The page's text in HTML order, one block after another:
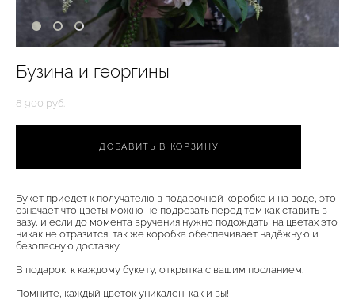
Бузина и георгины
8 900 pуб.
ДОБАВИТЬ В КОРЗИНУ
Букет приедет к получателю в подарочной коробке и на воде, это
означает что цветы можно не подрезать перед тем как ставить в
вазу, и если до момента вручения нужно подождать, на цветах это
никак не отразится, так же коробка обеспечивает надёжную и
безопасную доставку.
В подарок, к каждому букету, открытка с вашим посланием.
Помните, каждый цветок уникален, как и вы!